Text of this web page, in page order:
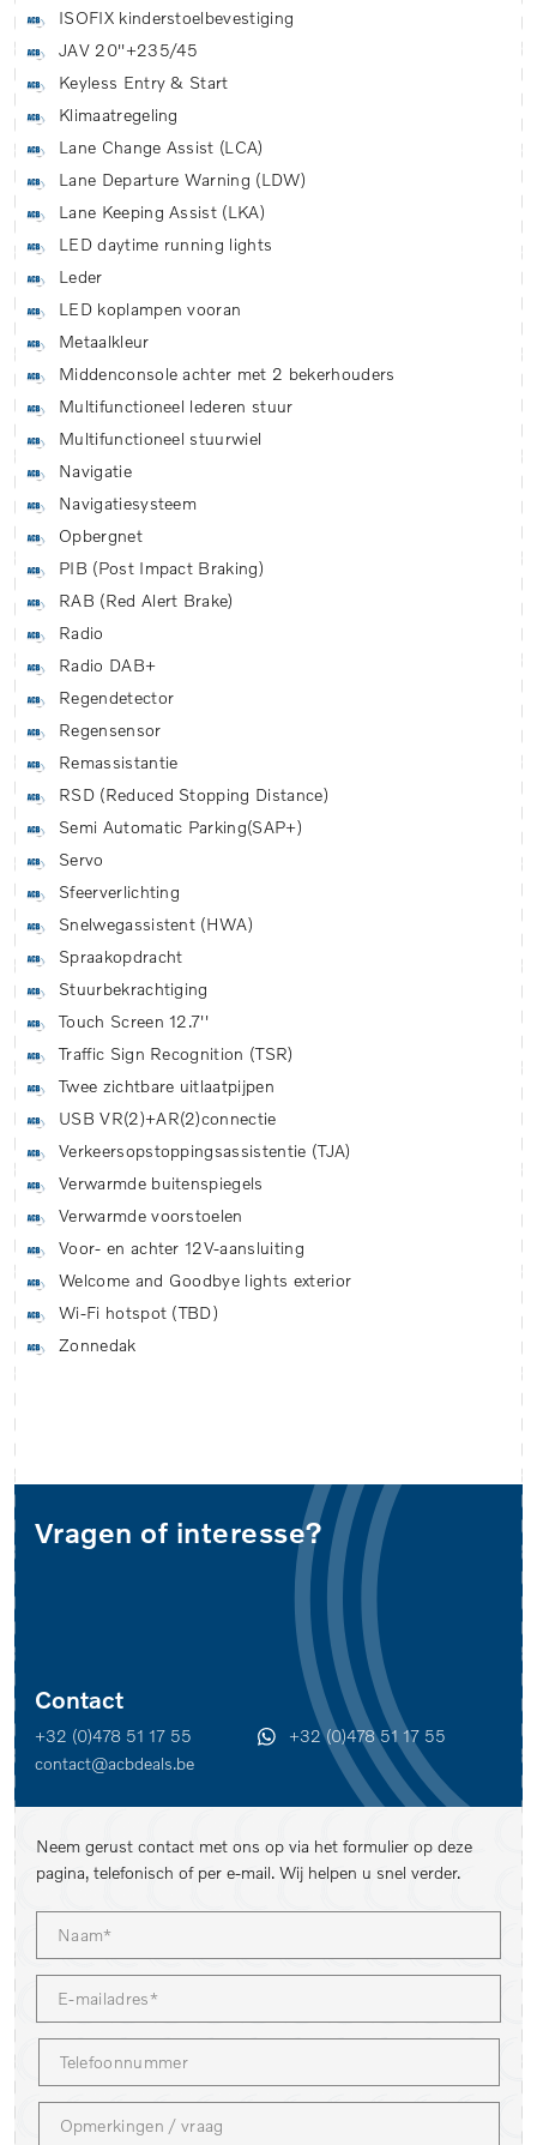
ISOFIX kinderstoelbevestiging
JAV 20''+235/45
Keyless Entry & Start
Klimaatregeling
Lane Change Assist (LCA)
Lane Departure Warning (LDW)
Lane Keeping Assist (LKA)
LED daytime running lights
Leder
LED koplampen vooran
Metaalkleur
Middenconsole achter met 2 bekerhouders
Multifunctioneel lederen stuur
Multifunctioneel stuurwiel
Navigatie
Navigatiesysteem
Opbergnet
PIB (Post Impact Braking)
RAB (Red Alert Brake)
Radio
Radio DAB+
Regendetector
Regensensor
Remassistantie
RSD (Reduced Stopping Distance)
Semi Automatic Parking(SAP+)
Servo
Sfeerverlichting
Snelwegassistent (HWA)
Spraakopdracht
Stuurbekrachtiging
Touch Screen 12.7''
Traffic Sign Recognition (TSR)
Twee zichtbare uitlaatpijpen
USB VR(2)+AR(2)connectie
Verkeersopstoppingsassistentie (TJA)
Verwarmde buitenspiegels
Verwarmde voorstoelen
Voor- en achter 12V-aansluiting
Welcome and Goodbye lights exterior
Wi-Fi hotspot (TBD)
Zonnedak
Vragen of interesse?
Contact
+32 (0)478 51 17 55
+32 (0)478 51 17 55
contact@acbdeals.be
Neem gerust contact met ons op via het formulier op deze
pagina, telefonisch of per e-mail. Wij helpen u snel verder.